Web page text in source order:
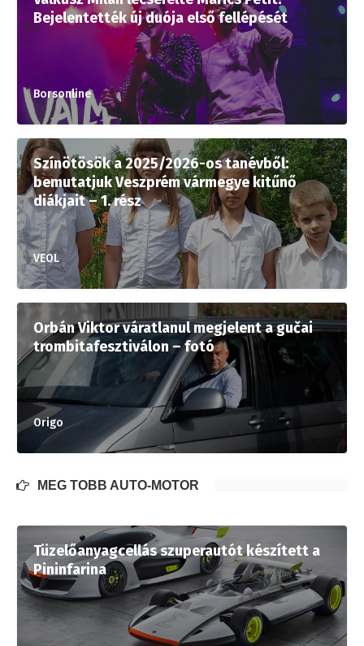
Bejelentették új duója első fellépését
Borsonline
Színötösök a 2025/2026-os tanévből:
bemutatjuk Veszprém vármegye kitűnő
diákjait – 1. rész
VEOL
Orbán Viktor váratlanul megjelent a gučai
trombitafesztiválon – fotó
Origo
MÉG TÖBB AUTÓ-MOTOR
Tüzelőanyagcellás szuperautót készített a
Pininfarina